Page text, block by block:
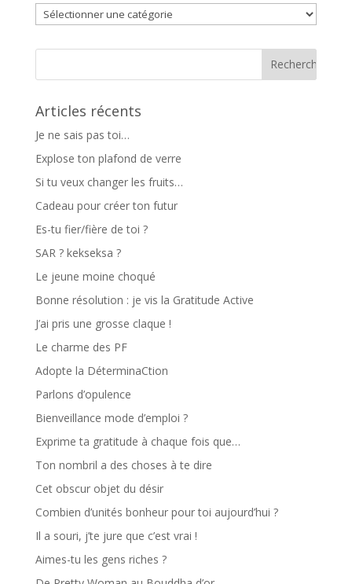
Catégorie
Articles récents
Je ne sais pas toi…
Explose ton plafond de verre
Si tu veux changer les fruits…
Cadeau pour créer ton futur
Es-tu fier/fière de toi ?
SAR ? kekseksa ?
Le jeune moine choqué
Bonne résolution : je vis la Gratitude Active
J’ai pris une grosse claque !
Le charme des PF
Adopte la DéterminaCtion
Parlons d’opulence
Bienveillance mode d’emploi ?
Exprime ta gratitude à chaque fois que…
Ton nombril a des choses à te dire
Cet obscur objet du désir
Combien d’unités bonheur pour toi aujourd’hui ?
Il a souri, j’te jure que c’est vrai !
Aimes-tu les gens riches ?